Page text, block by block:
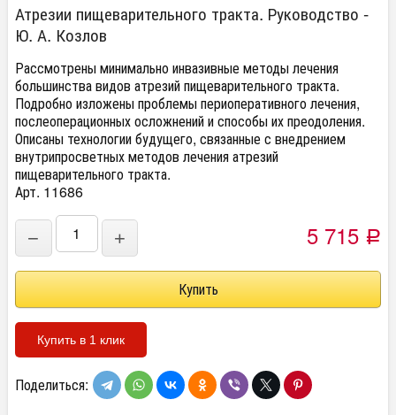
Атрезии пищеварительного тракта. Руководство -
Ю. А. Козлов
Рассмотрены минимально инвазивные методы лечения
большинства видов атрезий пищеварительного тракта.
Подробно изложены проблемы периоперативного лечения,
послеоперационных осложнений и способы их преодоления.
Описаны технологии будущего, связанные с внедрением
внутрипросветных методов лечения атрезий
пищеварительного тракта.
Арт. 11686
− + 5 715 Р
Купить в 1 клик
Поделиться: